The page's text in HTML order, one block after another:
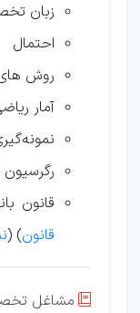
زبان
احتمال
روش
آمار
نمونه‌گیری 1
رگرسیون 1
قانون
قانون) (

مشاغل